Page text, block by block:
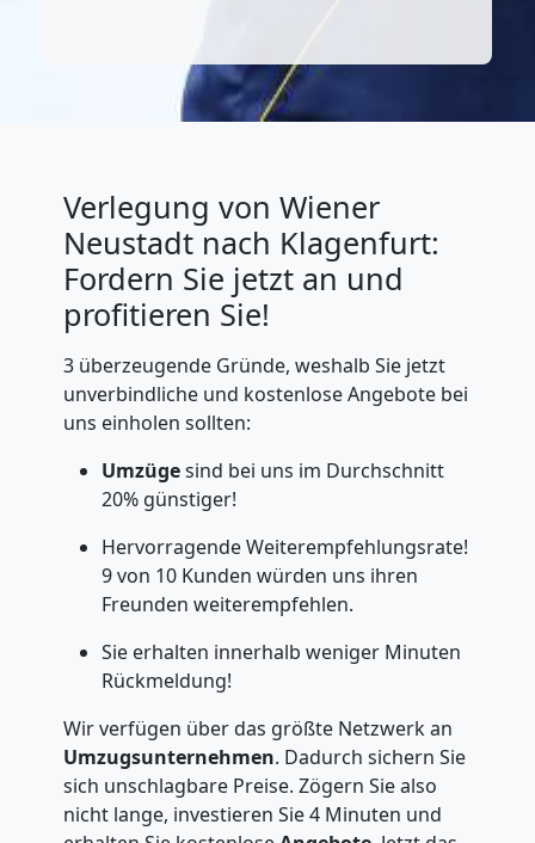
Verlegung von Wiener
Neustadt nach Klagenfurt:
Fordern Sie jetzt an und
profitieren Sie!
3 überzeugende Gründe, weshalb Sie jetzt
unverbindliche und kostenlose Angebote bei
uns einholen sollten:
Umzügesind bei uns im Durchschnitt
20% günstiger!
Hervorragende Weiterempfehlungsrate!
9 von 10 Kunden würden uns ihren
Freunden weiterempfehlen.
Sie erhalten innerhalb weniger Minuten
Rückmeldung!
Wir verfügen über das größte Netzwerk an
Umzugsunternehmen. Dadurch sichern Sie
sich unschlagbare Preise. Zögern Sie also
nicht lange, investieren Sie 4 Minuten und